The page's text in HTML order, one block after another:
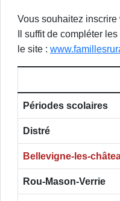
Vous souhaitez
Il suffit de compléter
le site :
Périodes scolaires
Distré
Bellevigne-les-
Rou-Mason-Verrie